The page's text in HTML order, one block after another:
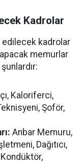
Kadrolar
edilecek kadrolar
memurlar
Kaloriferci,
Şoför,
Anbar Memuru,
Dağıtıcı,